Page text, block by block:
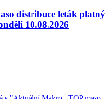
distribuce leták platný
10.08.2026